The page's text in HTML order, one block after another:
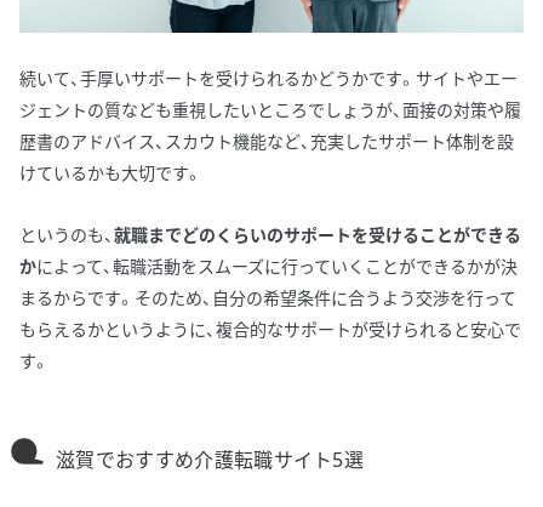
続いて、手厚いサポートを受けられるかどうかです。サイトやエー
ジェントの質なども重視したいところでしょうが、面接の対策や履
歴書のアドバイス、スカウト機能など、充実したサポート体制を設
けているかも大切です。
というのも、就職までどのくらいのサポートを受けることができる
かによって、転職活動をスムーズに行っていくことができるかが決
まるからです。そのため、自分の希望条件に合うよう交渉を行って
もらえるかというように、複合的なサポートが受けられると安心で
す。
滋賀でおすすめ介護転職サイト5選